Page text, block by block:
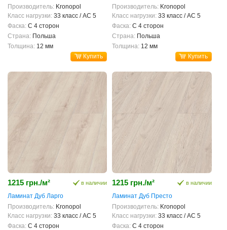
Производитель: Kronopol
Класс нагрузки: 33 класс / AC 5
Фаска: С 4 сторон
Страна: Польша
Толщина: 12 мм
Купить
Производитель: Kronopol
Класс нагрузки: 33 класс / AC 5
Фаска: С 4 сторон
Страна: Польша
Толщина: 12 мм
Купить
1215 грн./м² в наличии
Ламинат Дуб Ларго
Производитель: Kronopol
Класс нагрузки: 33 класс / AC 5
Фаска: С 4 сторон
1215 грн./м² в наличии
Ламинат Дуб Престо
Производитель: Kronopol
Класс нагрузки: 33 класс / AC 5
Фаска: С 4 сторон